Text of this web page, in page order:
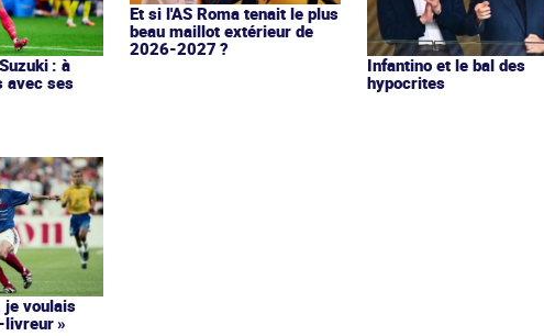
: à
avec ses
Et si l'AS Roma tenait le plus
beau maillot extérieur de
2026-2027 ?
Infantino et le bal des
hypocrites
je voulais
»